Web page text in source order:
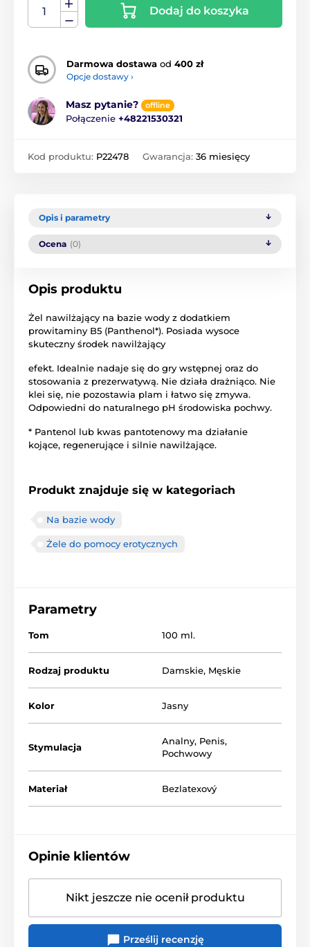
Dodaj do koszyka
Darmowa dostawa od 400 zł
Opcje dostawy ›
Masz pytanie? offline
Połączenie +48221530321
Kod produktu: P22478 Gwarancja: 36 miesięcy
Opis i parametry
Ocena (0)
Opis produktu
Żel nawilżający na bazie wody z dodatkiem
prowitaminy B5 (Panthenol*). Posiada wysoce
skuteczny środek nawilżający
efekt. Idealnie nadaje się do gry wstępnej oraz do
stosowania z prezerwatywą. Nie działa drażniąco. Nie
klei się, nie pozostawia plam i łatwo się zmywa.
Odpowiedni do naturalnego pH środowiska pochwy.
* Pantenol lub kwas pantotenowy ma działanie
kojące, regenerujące i silnie nawilżające.
Produkt znajduje się w kategoriach
Na bazie wody
Żele do pomocy erotycznych
Parametry
Tom 100 ml.
Rodzaj produktu Damskie, Męskie
Kolor Jasny
Stymulacja
Analny, Penis,
Pochwowy
Materiał Bezlatexový
Opinie klientów
Nikt jeszcze nie ocenił produktu
Prześlij recenzję